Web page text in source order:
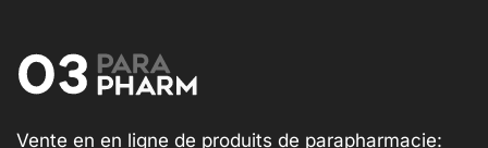
Vente en en ligne de produits de parapharmacie: